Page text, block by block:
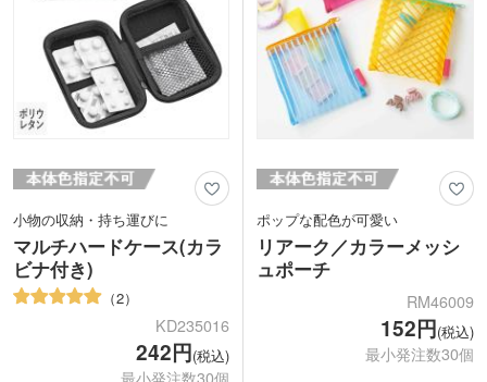
小物の収納・持ち運びに
マルチハードケース(カラ
ビナ付き)
2
KD235016
242円(税込)
ポップな配色が可愛い
リアーク／カラーメッシ
ュポーチ
RM46009
152円(税込)
最小発注数30個